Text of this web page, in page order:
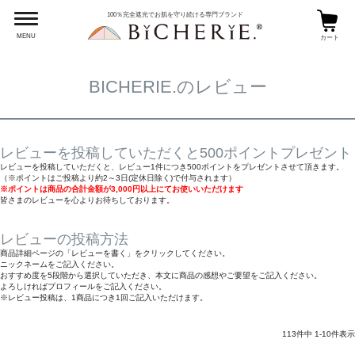
MENU
100％完全遮光でお肌を守り続ける専門ブランド
カート
HOME BICHERIE.のレビュー
BICHERIE.のレビュー
レビューを投稿していただくと500ポイントプレゼント
レビューを投稿していただくと、レビュー1件につき500ポイントをプレゼントさせて頂きます。
（※ポイントはご投稿より約2～3日(定休日除く)で付与されます）
※ポイントは商品の合計金額が3,000円以上にてお使いいただけます
皆さまのレビューを心よりお待ちしております。
レビューの投稿方法
商品詳細ページの「レビューを書く」をクリックしてください。
ニックネームをご記入ください。
おすすめ度を5段階から選択していただき、本文に商品の感想やご要望をご記入ください。
よろしければプロフィールをご記入ください。
※レビュー投稿は、1商品につき1回ご記入いただけます。
113件中 1-10件表示